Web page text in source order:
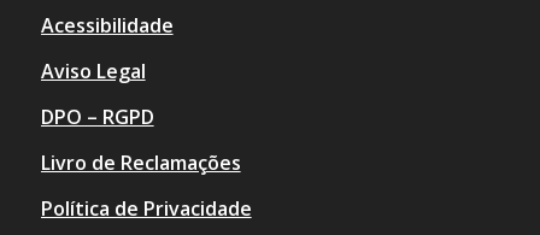
Acessibilidade
Aviso Legal
DPO – RGPD
Livro de Reclamações
Política de Privacidade